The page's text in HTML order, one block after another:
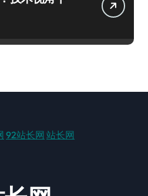
92站长网 站长网